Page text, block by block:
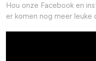
Hou onze Facebook en
er komen nog meer leuke